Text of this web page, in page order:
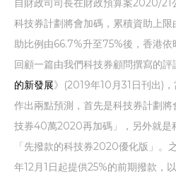
自財政司司長在財政預算案2020/21
科技券計劃將會加碼，累積資助上
助比例由66.7%升至75%後，香港依
回顧一篇由我們科技券顧問撰寫的評
的新發展》(2019年10月31日刊出)
作出兩點預測，首先是科技券計劃
技券40萬2020再加碼」，另外就是
「先撥款的科技券2020優化版」。
年12月1日起提供25%的前期撥款，